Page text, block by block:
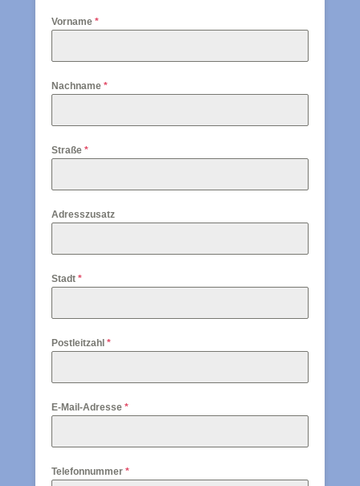
Vorname *
Nachname *
Straße *
Adresszusatz
Stadt *
Postleitzahl *
E-Mail-Adresse *
Telefonnummer *